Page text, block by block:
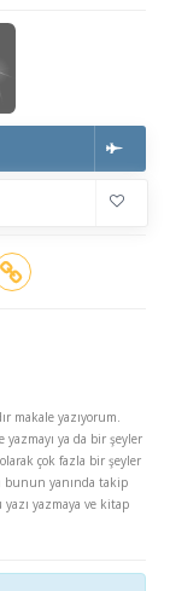
makale yazıyorum.
ya da bir şeyler
çok fazla bir şeyler
bunun yanında takip
yazmaya ve kitap